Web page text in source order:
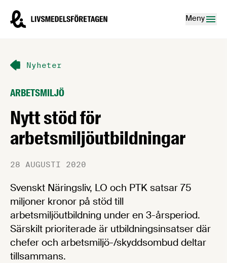
Livsmedelsföretagen – till startsidan
Meny
Nyheter
ARBETSMILJÖ
Nytt stöd för
arbetsmiljöutbildningar
28 AUGUSTI 2020
Svenskt Näringsliv, LO och PTK satsar 75
miljoner kronor på stöd till
arbetsmiljöutbildning under en 3-årsperiod.
Särskilt prioriterade är utbildningsinsatser där
chefer och arbetsmiljö-/skyddsombud deltar
tillsammans.